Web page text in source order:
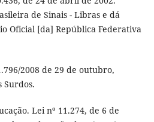
de Sinais - Libras e dá
Oficial [da] República Federativa
2008 de 29 de outubro,
Surdos.
Lei nº 11.274, de 6 de